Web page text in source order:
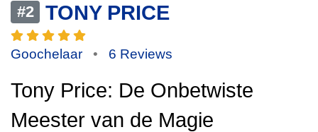
#2 TONY PRICE
Goochelaar • 6 Reviews
Tony Price: De Onbetwiste
Meester van de Magie